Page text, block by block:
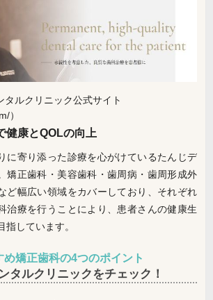
タルクリニック公式サイト
）
健康とQOLの向上
に寄り添った診療を心がけているたんじデ
矯正歯科・美容歯科・歯周病・歯周形成外
ど幅広い領域をカバーしており、それぞれ
治療を行うことにより、患者さんの健康生
しています。
め矯正歯科の4つのポイント
タルクリニックをチェック！